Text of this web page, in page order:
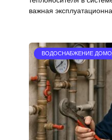
важная
ВОДОСНАБЖЕНИЕ